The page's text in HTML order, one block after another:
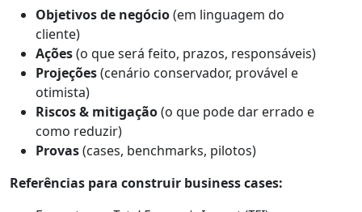
Objetivos de negócio(em linguagem do
cliente)
Ações(o que será feito, prazos, responsáveis)
Projeções(cenário conservador, provável e
otimista)
Riscos & mitigação(o que pode dar errado e
como reduzir)
Provas(cases, benchmarks, pilotos)
Referências para construir business cases: